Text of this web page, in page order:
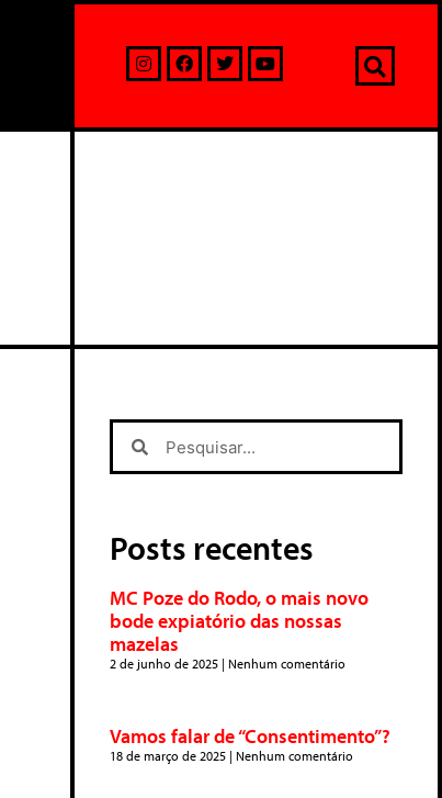
Posts recentes
MC Poze do Rodo, o mais novo
bode expiatório das nossas
mazelas
2 de junho de 2025 Nenhum comentário
Vamos falar de “Consentimento”?
18 de março de 2025 Nenhum comentário